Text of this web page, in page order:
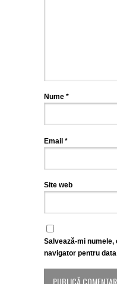
Nume *
Email *
Site web
Salvează-mi
navigator pentru